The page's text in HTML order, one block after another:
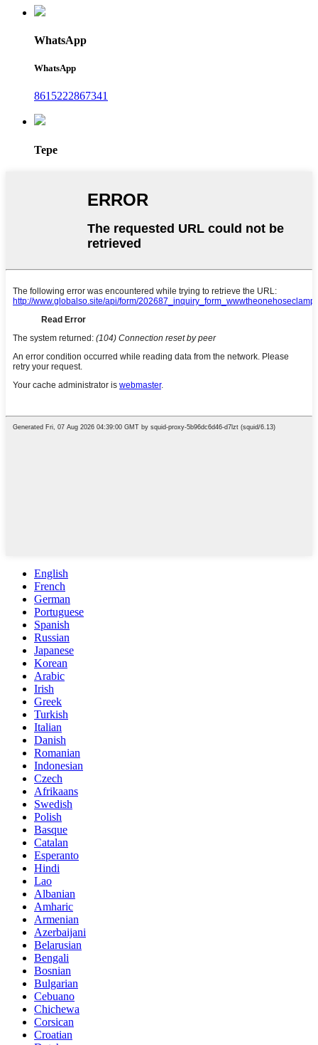
WhatsApp
WhatsApp
8615222867341
Tepe
English
French
German
Portuguese
Spanish
Russian
Japanese
Korean
Arabic
Irish
Greek
Turkish
Italian
Danish
Romanian
Indonesian
Czech
Afrikaans
Swedish
Polish
Basque
Catalan
Esperanto
Hindi
Lao
Albanian
Amharic
Armenian
Azerbaijani
Belarusian
Bengali
Bosnian
Bulgarian
Cebuano
Chichewa
Corsican
Croatian